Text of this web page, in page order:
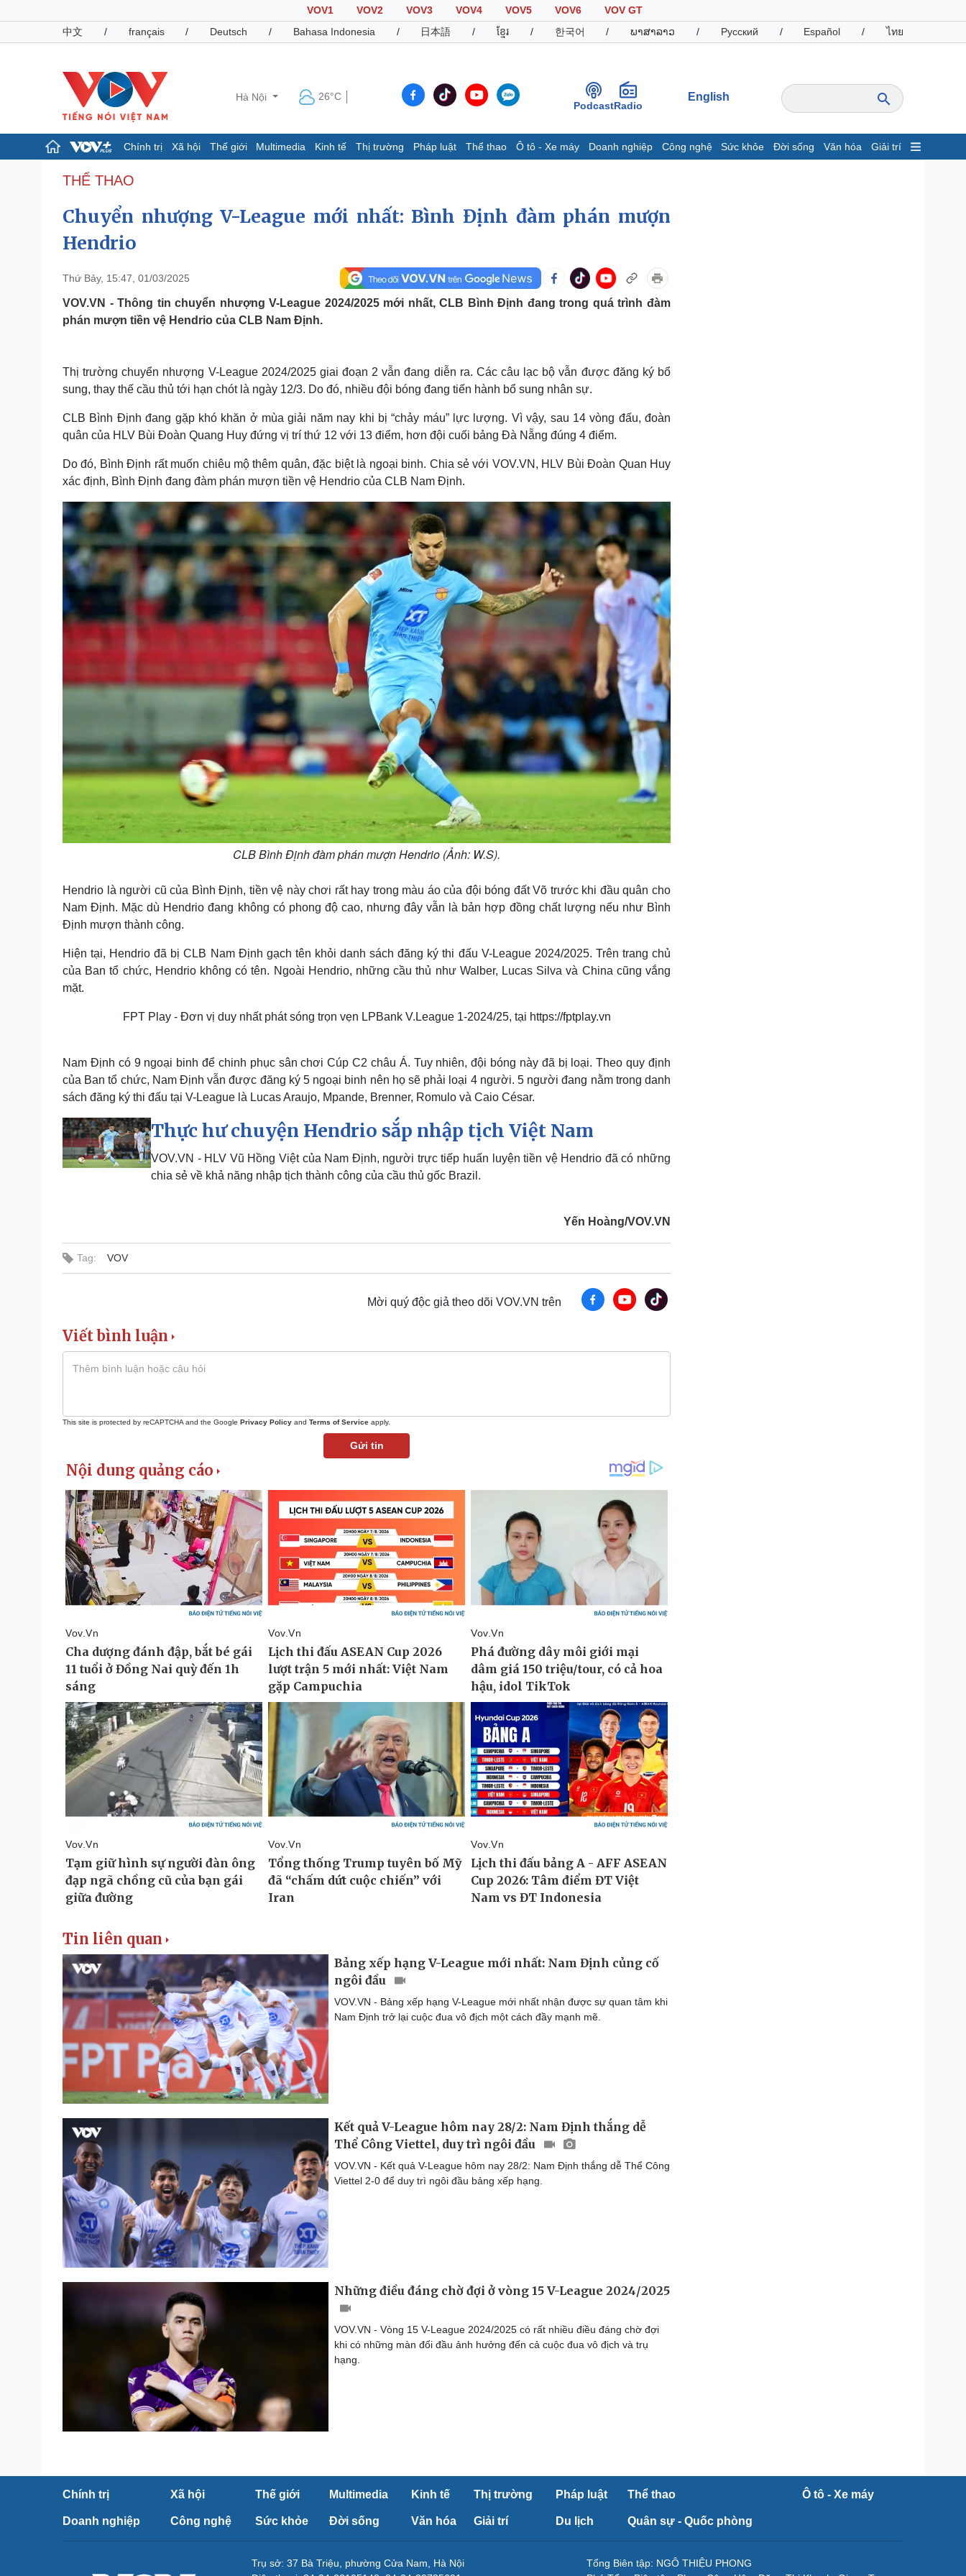
VOV1 VOV2 VOV3 VOV4 VOV5 VOV6
VOV GT
中文
/ français / Deutsch / Bahasa Indonesia / 日本語 / ខ្មែរ / 한국어 / ພາສາລາວ / Русский / Español / ไทย
Hà Nội 26°C
PodcastRadio
English
Chính trị Xã hội Thế giới Multimedia Kinh tế Thị trường Pháp luật Thể thao Ô tô - Xe máy Doanh nghiệp Công nghệ Sức khỏe Đời sống Văn hóa Giải trí
Chính trị
Tổ chức nhân sự
Quốc hội
Nhận diện sự thật
Dự báo thời tiết
Giáo dục
Cuộc sống đó đây
Hồ sơ
Ảnh
E-Magazine
Khởi nghiệp
Pháp luật
Vụ án
Quân sự - Quốc phòng
Vũ khí
Thể thao
Hậu trường
Ô tô - Xe máy
Doanh nghiệp
Dinh dưỡng - món ngon
Cây thuốc
Nhi khoa
Nam khoa
Phòng mạch online
Ăn sạch sống khỏe
Nhà đẹp
Blog
Sân khấu - Điện ảnh
Văn học
Di sản
Nghệ sĩ
Thời trang
Tư vấn
Cải chính
THỂ THAO
Chuyển nhượng V-League mới nhất: Bình Định đàm phán mượn
Hendrio
Thứ Bảy, 15:47, 01/03/2025
VOV.VN - Thông tin chuyển nhượng V-League 2024/2025 mới nhất, CLB Bình Định đang trong quá trình đàm
phán mượn tiền vệ Hendrio của CLB Nam Định.
Thị trường chuyển nhượng V-League 2024/2025 giai đoạn 2 vẫn đang diễn ra. Các câu lạc bộ vẫn được đăng ký bổ
sung, thay thế cầu thủ tới hạn chót là ngày 12/3. Do đó, nhiều đội bóng đang tiến hành bổ sung nhân sự.
CLB Bình Định đang gặp khó khăn ở mùa giải năm nay khi bị “chảy máu” lực lượng. Vì vậy, sau 14 vòng đấu, đoàn
quân của HLV Bùi Đoàn Quang Huy đứng vị trí thứ 12 với 13 điểm, hơn đội cuối bảng Đà Nẵng đúng 4 điểm.
Do đó, Bình Định rất muốn chiêu mộ thêm quân, đặc biệt là ngoại binh. Chia sẻ với VOV.VN, HLV Bùi Đoàn Quan Huy
xác định, Bình Định đang đàm phán mượn tiền vệ Hendrio của CLB Nam Định.
CLB Bình Định đàm phán mượn Hendrio (Ảnh: W.S).
Hendrio là người cũ của Bình Định, tiền vệ này chơi rất hay trong màu áo của đội bóng đất Võ trước khi đầu quân cho
Nam Định. Mặc dù Hendrio đang không có phong độ cao, nhưng đây vẫn là bản hợp đồng chất lượng nếu như Bình
Định mượn thành công.
Hiện tại, Hendrio đã bị CLB Nam Định gạch tên khỏi danh sách đăng ký thi đấu V-League 2024/2025. Trên trang chủ
của Ban tổ chức, Hendrio không có tên. Ngoài Hendrio, những cầu thủ như Walber, Lucas Silva và China cũng vắng
mặt.
FPT Play - Đơn vị duy nhất phát sóng trọn vẹn LPBank V.League 1-2024/25, tại https://fptplay.vn
Nam Định có 9 ngoại binh để chinh phục sân chơi Cúp C2 châu Á. Tuy nhiên, đội bóng này đã bị loại. Theo quy định
của Ban tổ chức, Nam Định vẫn được đăng ký 5 ngoại binh nên họ sẽ phải loại 4 người. 5 người đang nằm trong danh
sách đăng ký thi đấu tại V-League là Lucas Araujo, Mpande, Brenner, Romulo và Caio César.
Thực hư chuyện Hendrio sắp nhập tịch Việt Nam
VOV.VN - HLV Vũ Hồng Việt của Nam Định, người trực tiếp huấn luyện tiền vệ Hendrio đã có những
chia sẻ về khả năng nhập tịch thành công của cầu thủ gốc Brazil.
Yến Hoàng/VOV.VN
Tag: VOV
Mời quý độc giả theo dõi VOV.VN trên
Viết bình luận
This site is protected by reCAPTCHA and the Google Privacy Policy and Terms of Service apply.
Gửi tin
Tin liên quan
Bảng xếp hạng V-League mới nhất: Nam Định củng cố
ngôi đầu
VOV.VN - Bảng xếp hạng V-League mới nhất nhận được sự quan tâm khi
Nam Định trở lại cuộc đua vô địch một cách đầy mạnh mẽ.
Kết quả V-League hôm nay 28/2: Nam Định thắng dễ
Thể Công Viettel, duy trì ngôi đầu
VOV.VN - Kết quả V-League hôm nay 28/2: Nam Định thắng dễ Thể Công
Viettel 2-0 để duy trì ngôi đầu bảng xếp hạng.
Những điều đáng chờ đợi ở vòng 15 V-League 2024/2025
VOV.VN - Vòng 15 V-League 2024/2025 có rất nhiều điều đáng chờ đợi
khi có những màn đối đầu ảnh hưởng đến cả cuộc đua vô địch và trụ
hạng.
Chính trị Xã hội Thế giới Multimedia Kinh tế Thị trường Pháp luật Thể thao Ô tô - Xe máy
Doanh nghiệp Công nghệ Sức khỏe Đời sống Văn hóa Giải trí Du lịch Quân sự - Quốc phòng
Trụ sở: 37 Bà Triệu, phường Cửa Nam, Hà Nội
Tổng Biên tập: NGÔ THIỆU PHONG